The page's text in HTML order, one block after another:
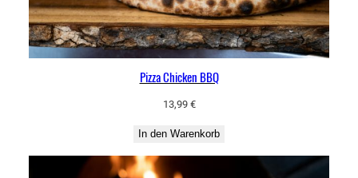
Pizza Chicken BBQ
13,99 €
In den Warenkorb